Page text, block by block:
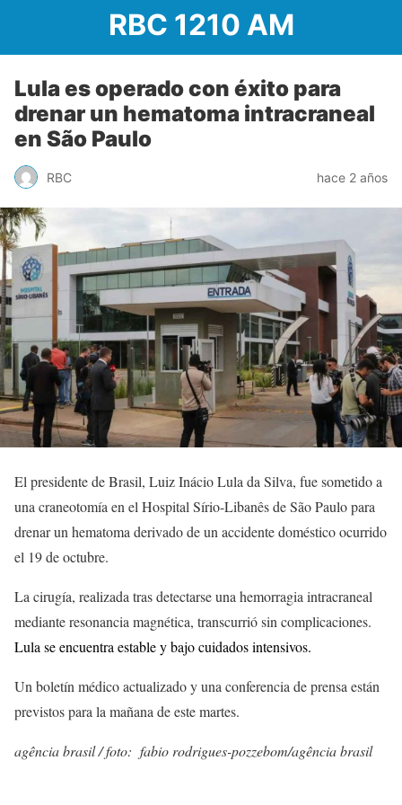
RBC 1210 AM
Lula es operado con éxito para
drenar un hematoma intracraneal
en São Paulo
RBC hace 2 años
El presidente de Brasil, Luiz Inácio Lula da Silva, fue sometido a
una craneotomía en el Hospital Sírio-Libanês de São Paulo para
drenar un hematoma derivado de un accidente doméstico ocurrido
el 19 de octubre.
La cirugía, realizada tras detectarse una hemorragia intracraneal
mediante resonancia magnética, transcurrió sin complicaciones.
Lula se encuentra estable y bajo cuidados intensivos.
Un boletín médico actualizado y una conferencia de prensa están
previstos para la mañana de este martes.
agência brasil / foto: fabio rodrigues-pozzebom/agência brasil